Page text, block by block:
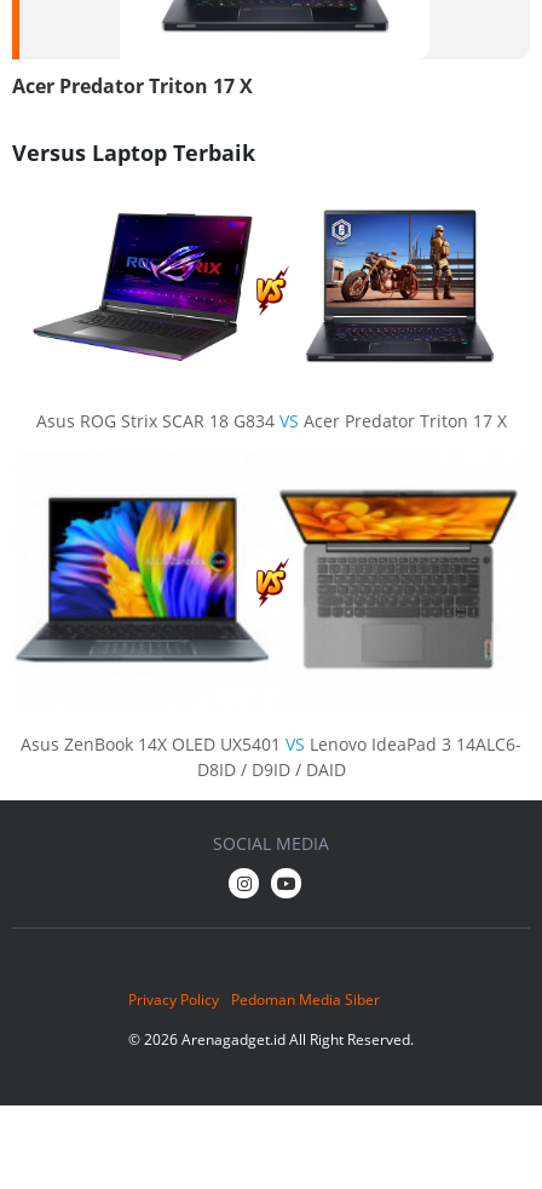
Acer Predator Triton 17 X
Versus Laptop Terbaik
Asus ROG Strix SCAR 18 G834 VS Acer Predator Triton 17 X
Asus ZenBook 14X OLED UX5401 VS Lenovo IdeaPad 3 14ALC6-
D8ID / D9ID / DAID
Privacy Policy
Pedoman Media Siber
© 2026 Arenagadget.id All Right Reserved.
SOCIAL MEDIA